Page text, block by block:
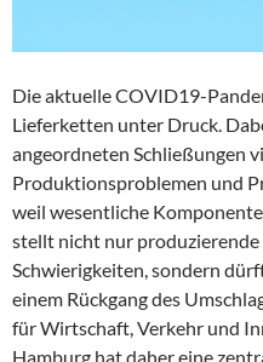
Die aktuelle COVID19-
Lieferketten unter Druck.
angeordneten Schließungen
Produktionsproblemen und
weil wesentliche
stellt nicht nur
Schwierigkeiten, sondern
einem Rückgang des
für Wirtschaft, Verkehr und
Hamburg hat daher eine